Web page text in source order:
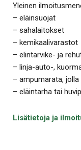
Yleinen
– eläinsuojat
– sahalaitokset
– kemikaalivarastot
– elintarvike- ja
– linja-auto-,
– ampumarata,
– eläintarha tai
Lisätietoja ja